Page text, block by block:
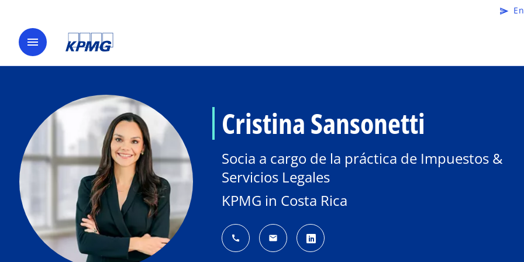
Saltar al contenido principal
send
menu
Cristina Sansonetti
Socia a cargo de la práctica de Impuestos &
Servicios Legales
KPMG in Costa Rica
call mail